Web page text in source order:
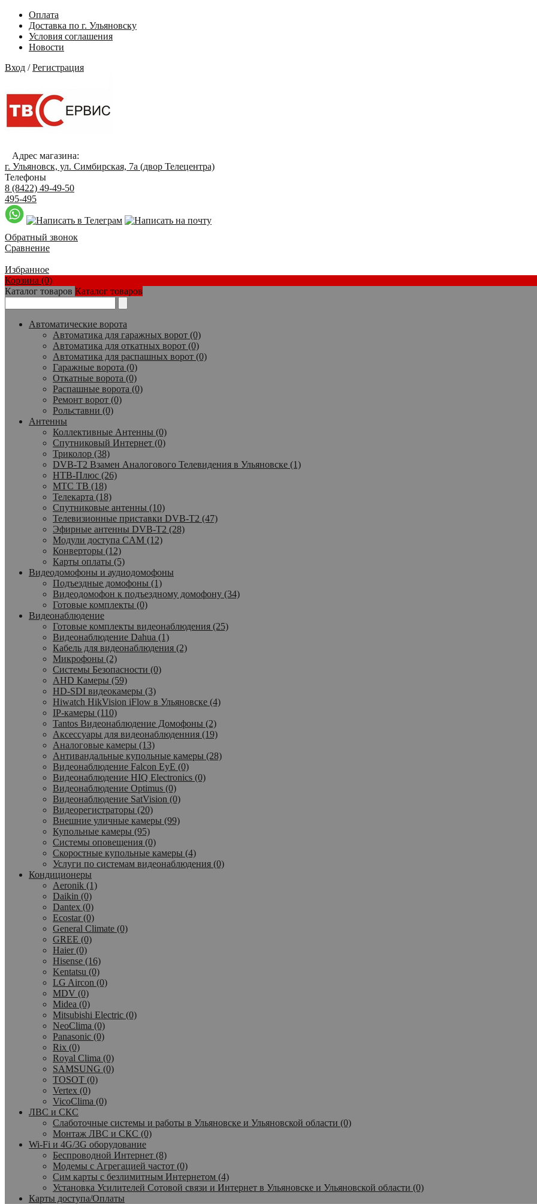
Оплата
Доставка по г. Ульяновску
Условия соглашения
Новости
Вход /Регистрация
Адрес магазина:
г. Ульяновск, ул. Симбирская, 7а (двор Телецентра)
Телефоны
8 (8422) 49-49-50
495-495
Обратный звонок
Сравнение
Избранное
Корзина (0)
Каталог товаров Каталог товаров
Автоматические ворота
Автоматика для гаражных ворот (0)
Автоматика для откатных ворот (0)
Автоматика для распашных ворот (0)
Гаражные ворота (0)
Откатные ворота (0)
Распашные ворота (0)
Ремонт ворот (0)
Рольставни (0)
Антенны
Коллективные Антенны (0)
Спутниковый Интернет (0)
Триколор (38)
DVB-T2 Взамен Аналогового Телевидения в Ульяновске (1)
НТВ-Плюс (26)
МТС ТВ (18)
Телекарта (18)
Спутниковые антенны (10)
Телевизионные приставки DVB-T2 (47)
Эфирные антенны DVB-T2 (28)
Модули доступа CAM (12)
Конверторы (12)
Карты оплаты (5)
Видеодомофоны и аудиодомофоны
Подъездные домофоны (1)
Видеодомофон к подъездному домофону (34)
Готовые комплекты (0)
Видеонаблюдение
Готовые комплекты видеонаблюдения (25)
Видеонаблюдение Dahua (1)
Кабель для видеонаблюдения (2)
Микрофоны (2)
Системы Безопасности (0)
AHD Камеры (59)
HD-SDI видеокамеры (3)
Hiwatch HikVision iFlow в Ульяновске (4)
IP-камеры (110)
Tantos Видеонаблюдение Домофоны (2)
Аксессуары для видеонаблюденния (19)
Аналоговые камеры (13)
Антивандальные купольные камеры (28)
Видеонаблюдение Falcon EyE (0)
Видеонаблюдение HIQ Electronics (0)
Видеонаблюдение Optimus (0)
Видеонаблюдение SatVision (0)
Видеорегистраторы (20)
Внешние уличные камеры (99)
Купольные камеры (95)
Системы оповещения (0)
Скоростные купольные камеры (4)
Услуги по системам видеонаблюдения (0)
Кондиционеры
Aeronik (1)
Daikin (0)
Dantex (0)
Ecostar (0)
General Climate (0)
GREE (0)
Haier (0)
Hisense (16)
Kentatsu (0)
LG Aircon (0)
MDV (0)
Midea (0)
Mitsubishi Electric (0)
NeoClima (0)
Panasonic (0)
Rix (0)
Royal Clima (0)
SAMSUNG (0)
TOSOT (0)
Vertex (0)
VicoClima (0)
ЛВС и СКС
Слаботочные системы и работы в Ульяновске и Ульяновской области (0)
Монтаж ЛВС и СКС (0)
Wi-Fi и 4G/3G оборудование
Беспроводной Интернет (8)
Модемы с Агрегацией частот (0)
Сим карты с безлимитным Интернетом (4)
Установка Усилителей Сотовой связи и Интернет в Ульяновске и Ульяновской области (0)
Карты доступа/Оплаты